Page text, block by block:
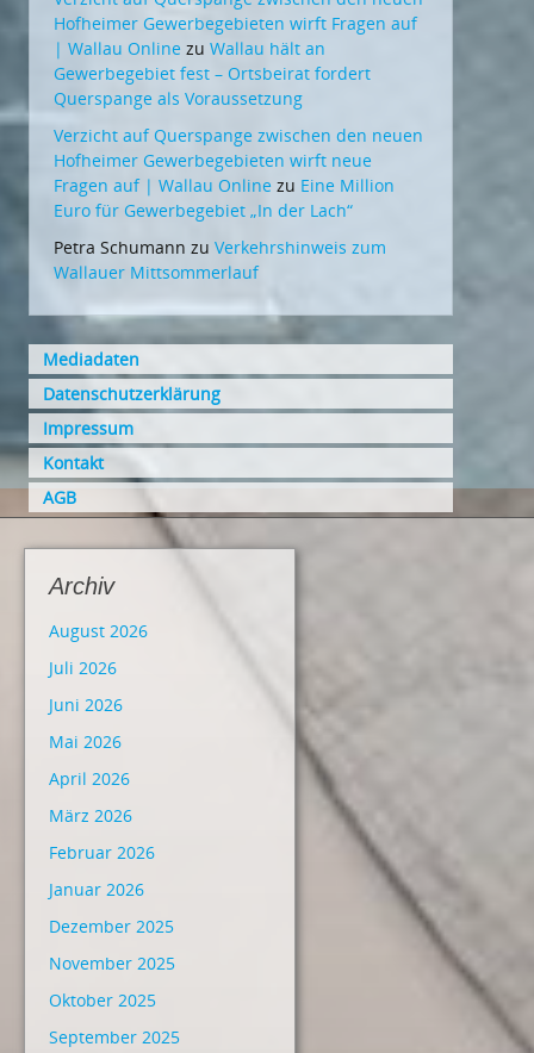
Hofheimer Gewerbegebieten wirft Fragen auf
| Wallau Online zu Wallau hält an
Gewerbegebiet fest – Ortsbeirat fordert
Querspange als Voraussetzung
Verzicht auf Querspange zwischen den neuen
Hofheimer Gewerbegebieten wirft neue
Fragen auf | Wallau Online zu Eine Million
Euro für Gewerbegebiet „In der Lach“
Petra Schumann zu Verkehrshinweis zum
Wallauer Mittsommerlauf
Mediadaten
Datenschutzerklärung
Impressum
Kontakt
AGB
Archiv
August 2026
Juli 2026
Juni 2026
Mai 2026
April 2026
März 2026
Februar 2026
Januar 2026
Dezember 2025
November 2025
Oktober 2025
September 2025